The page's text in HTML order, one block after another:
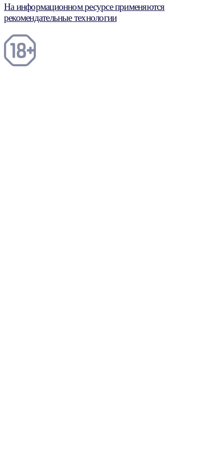
На информационном ресурсе применяются
рекомендательные технологии